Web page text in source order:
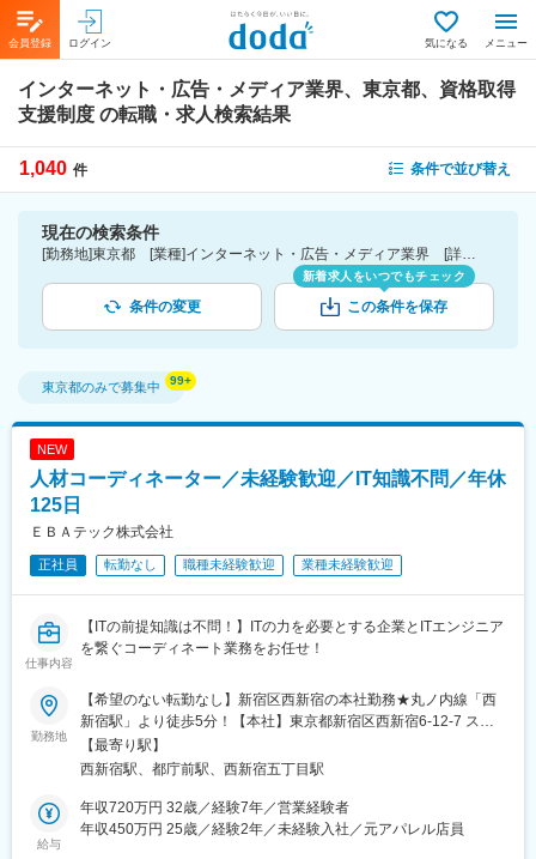
会員登録 ログイン 気になる メニュー
インターネット・広告・メディア業界、東京都、資格取得
支援制度 の転職・求人検索結果
1,040 件 条件で並び替え
現在の検索条件
[勤務地]東京都 [業種]インターネット・広告・メディア業界 [詳細条件](待遇・福利厚生)資格取得支援制度
条件の変更
新着求人をいつでもチェック
この条件を保存
東京都のみで募集中
NEW
人材コーディネーター／未経験歓迎／IT知識不問／年休
125日
ＥＢＡテック株式会社
正社員 転勤なし 職種未経験歓迎 業種未経験歓迎
仕事内容
【ITの前提知識は不問！】ITの力を必要とする企業とITエンジニア
を繋ぐコーディネート業務をお任せ！
勤務地
【希望のない転勤なし】新宿区西新宿の本社勤務★丸ノ内線「西
新宿駅」より徒歩5分！【本社】東京都新宿区西新宿6-12-7 スト
ーク新宿1F＜アクセス＞・東京地下鉄 丸ノ内線「西新宿駅」より
徒歩5分・都営 大江戸線「都庁前駅」A5出口より徒歩5分 ・各線
ん。
【最寄り駅】
西新宿駅、都庁前駅、西新宿五丁目駅
給与
年収720万円 32歳／経験7年／営業経験者
年収450万円 25歳／経験2年／未経験入社／元アパレル店員